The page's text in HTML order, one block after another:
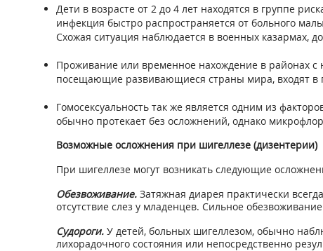
Дети в возрасте от 2 до 4 лет находятся в группе
инфекция быстро распространяется от больного
Схожая ситуация наблюдается в военных казармах,
Проживание или временное нахождение в районах
посещающие развивающиеся страны мира, входят в
Гомосексуальность так же является одним из
обычно протекает без осложнений, однако
Возможные осложнения при шигеллезе (дизентерии)
При шигеллезе могут возникать следующие
Обезвоживание.Затяжная диарея практически
отсутствие слез у младенцев. Сильное
Судороги.У детей, больных шигеллезом, обычно
лихорадочного состояния или непосредственно